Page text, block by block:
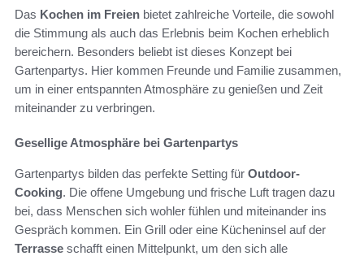
Das Kochen im Freien bietet zahlreiche Vorteile, die sowohl
die Stimmung als auch das Erlebnis beim Kochen erheblich
bereichern. Besonders beliebt ist dieses Konzept bei
Gartenpartys. Hier kommen Freunde und Familie zusammen,
um in einer entspannten Atmosphäre zu genießen und Zeit
miteinander zu verbringen.
Gesellige Atmosphäre bei Gartenpartys
Gartenpartys bilden das perfekte Setting für Outdoor-
Cooking. Die offene Umgebung und frische Luft tragen dazu
bei, dass Menschen sich wohler fühlen und miteinander ins
Gespräch kommen. Ein Grill oder eine Kücheninsel auf der
Terrasse schafft einen Mittelpunkt, um den sich alle